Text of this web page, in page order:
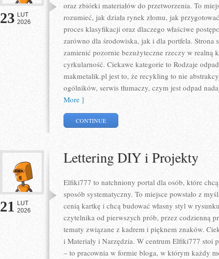
23 LUT
2026
oraz zbiórki materiałów do przetworzenia. To
rozumieć, jak działa rynek złomu, jak
proces klasyfikacji oraz dlaczego właściwe
zarówno dla środowiska, jak i dla portfela. Strona
zamienić pozornie bezużyteczne rzeczy w realną
cyrkularność. Ciekawe kategorie to Rodzaje
makmetalik.pl jest to, że recykling to nie
ogólników, serwis tłumaczy, czym jest odpad
More ]
CONTINUE
21 LUT
2026
Lettering DIY i Projekty
Elfiki777 to natchniony portal dla osób, które
sposób systematyczny. To miejsce powstało z
cenią kartkę i chcą budować własny styl w
czytelnika od pierwszych prób, przez codzienną
tematy związane z kadrem i pięknem znaków.
i Materiały i Narzędzia. W centrum Elfiki777 stoi
– to pracownia w formie bloga, w którym każdy